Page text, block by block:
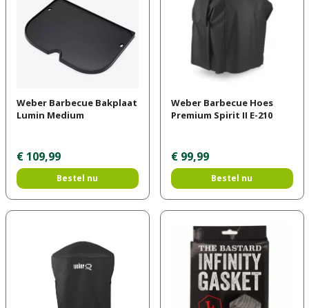
Weber Barbecue Bakplaat
Lumin Medium
€ 109,99
Bestel nu
Weber Barbecue Hoes
Premium Spirit II E-210
€ 99,99
Bestel nu